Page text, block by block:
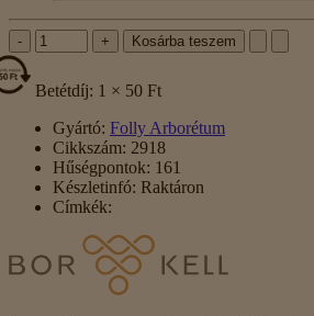
- + Kosárba teszem
Betétdíj: 1 × 50 Ft
Gyártó: Folly Arborétum
Cikkszám: 2918
Hűségpontok: 161
Készletinfó: Raktáron
Címkék: